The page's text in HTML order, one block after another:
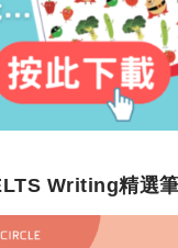
Writing精選